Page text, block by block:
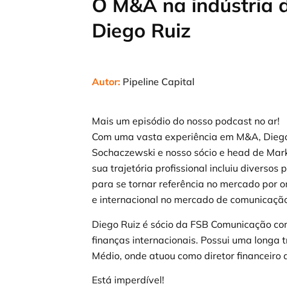
O M&A na indústria
Diego Ruiz
Autor: Pipeline Capital
Mais um episódio do nosso podcast no ar!
Com uma vasta experiência em M&A,
Sochaczewski e nosso sócio e head de
sua trajetória profissional incluiu diversos
para se tornar referência no mercado por
e internacional no mercado de
Diego Ruiz é sócio da FSB Comunicação
finanças internacionais. Possui uma
Médio, onde atuou como diretor financeiro
Está imperdível!